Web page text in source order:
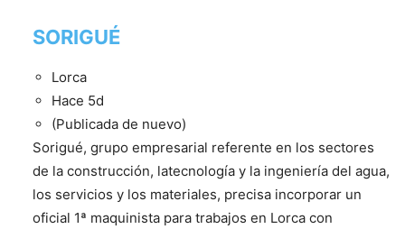
SORIGUÉ
Lorca
Hace 5d
(Publicada de nuevo)
Sorigué, grupo empresarial referente en los sectores
de la construcción, latecnología y la ingeniería del agua,
los servicios y los materiales, precisa incorporar un
oficial 1ª maquinista para trabajos en Lorca con